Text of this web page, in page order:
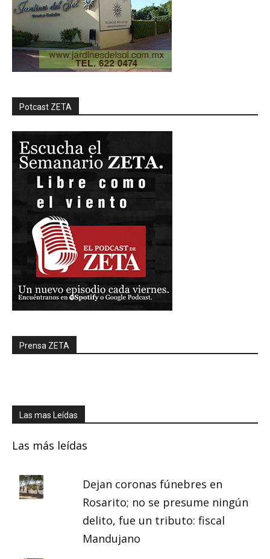
Potcast ZETA
Prensa ZETA
Las mas Leídas
Las más leídas
Dejan coronas fúnebres en
Rosarito; no se presume ningún
delito, fue un tributo: fiscal
Mandujano